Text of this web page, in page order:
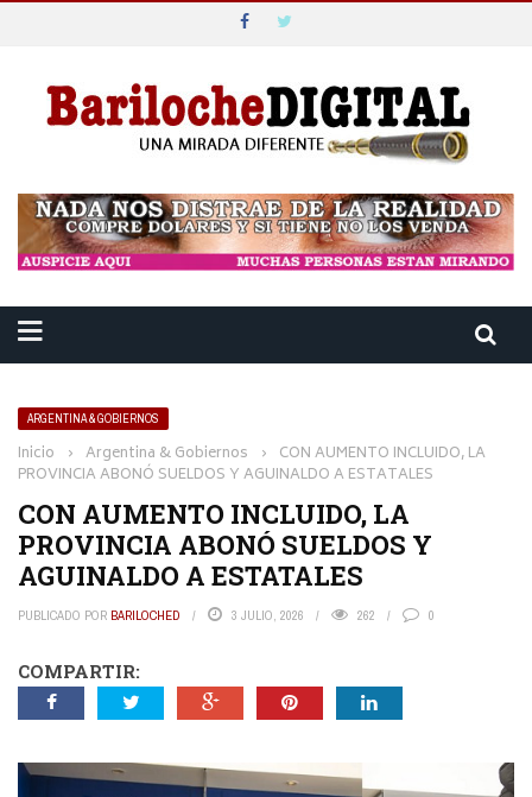
ARGENTINA & GOBIERNOS
Inicio › Argentina & Gobiernos › CON AUMENTO INCLUIDO, LA
PROVINCIA ABONÓ SUELDOS Y AGUINALDO A ESTATALES
CON AUMENTO INCLUIDO, LA
PROVINCIA ABONÓ SUELDOS Y
AGUINALDO A ESTATALES
PUBLICADO POR BARILOCHED 3 JULIO, 2026 262 0
COMPARTIR: